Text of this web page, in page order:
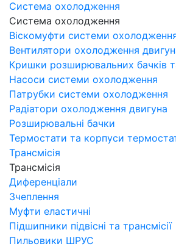
Система охолодження
Система охолодження
Віскомуфти системи
Вентилятори охолодження
Кришки розширювальних бачків
Насоси системи охолодження
Патрубки системи охолодження
Радіатори охолодження двигуна
Розширювальні бачки
Термостати та корпуси
Трансмісія
Трансмісія
Диференціали
Зчеплення
Муфти еластичні
Підшипники підвісні та трансмісії
Пильовики ШРУС